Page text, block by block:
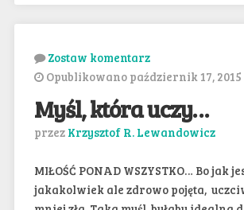
Zostaw komentarz
Opublikowano październik 17, 2015
Myśl, która uczy…
przez Krzysztof R. Lewandowicz
MIŁOŚĆ PONAD WSZYSTKO… Bo jak
jakakolwiek ale zdrowo pojęta,